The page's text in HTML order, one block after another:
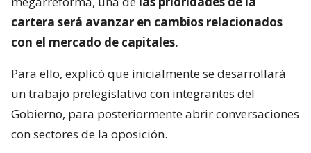
cartera será avanzar en cambios relacionados
con el mercado de capitales.
Para ello, explicó que inicialmente se desarrollará
un trabajo prelegislativo con integrantes del
Gobierno, para posteriormente abrir conversaciones
con sectores de la oposición.